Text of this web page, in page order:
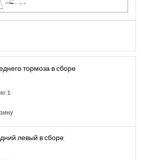
тормоза в сборе
1
левый в сборе